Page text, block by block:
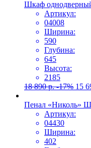
Шкаф
Артикул:
04008
Ширина:
590
Глубина:
645
Высота:
2185
18 890р. -17% 15
Пенал «Николь»
Артикул:
04430
Ширина:
402